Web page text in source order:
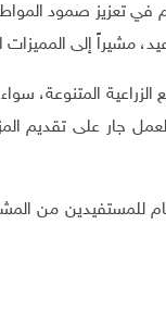
في تعزيز صمود
إلى المميزات
المتنوعة،
جار على تقديم
للمستفيدين من